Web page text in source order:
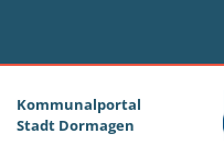
Kommunalportal
Stadt Dormagen